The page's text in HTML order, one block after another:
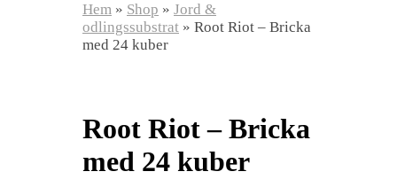
Hem » Shop » Jord &
odlingssubstrat » Root Riot – Bricka
med 24 kuber
Root Riot – Bricka
med 24 kuber